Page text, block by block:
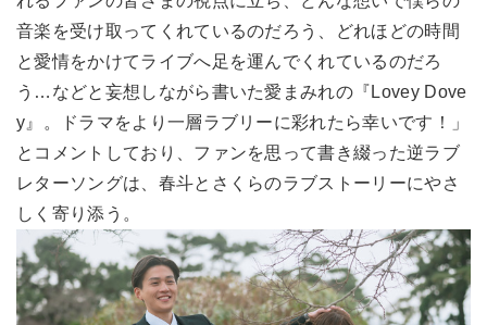
音楽を受け取ってくれているのだろう、どれほどの時間
と愛情をかけてライブへ足を運んでくれているのだろ
う…などと妄想しながら書いた愛まみれの『Lovey Dove
y』。ドラマをより一層ラブリーに彩れたら幸いです！」
とコメントしており、ファンを思って書き綴った逆ラブ
レターソングは、春斗とさくらのラブストーリーにやさ
しく寄り添う。